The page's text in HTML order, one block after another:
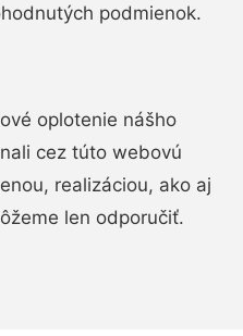
podmienok.
oplotenie nášho
cez túto webovú
realizáciou, ako aj
len odporučiť.